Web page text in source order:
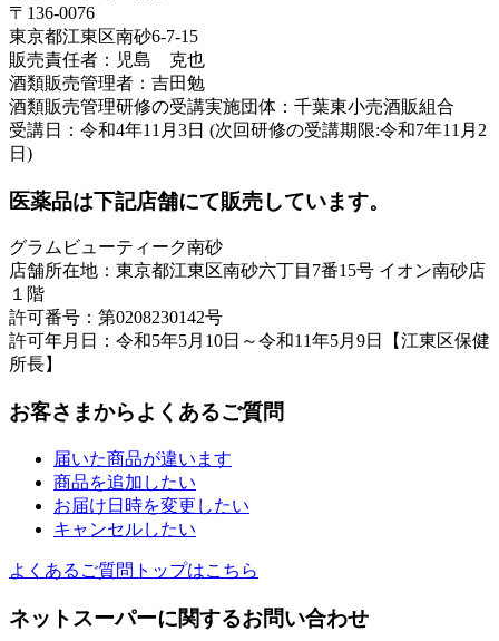
〒136-0076
東京都江東区南砂6-7-15
販売責任者：児島 克也
酒類販売管理者：吉田勉
酒類販売管理研修の受講実施団体：千葉東小売酒販組合
受講日：令和4年11月3日 (次回研修の受講期限:令和7年11月2
日)
医薬品は下記店舗にて販売しています。
グラムビューティーク南砂
店舗所在地：東京都江東区南砂六丁目7番15号 イオン南砂店
１階
許可番号：第0208230142号
許可年月日：令和5年5月10日～令和11年5月9日【江東区保健
所長】
お客さまからよくあるご質問
届いた商品が違います
商品を追加したい
お届け日時を変更したい
キャンセルしたい
よくあるご質問トップはこちら
ネットスーパーに関するお問い合わせ